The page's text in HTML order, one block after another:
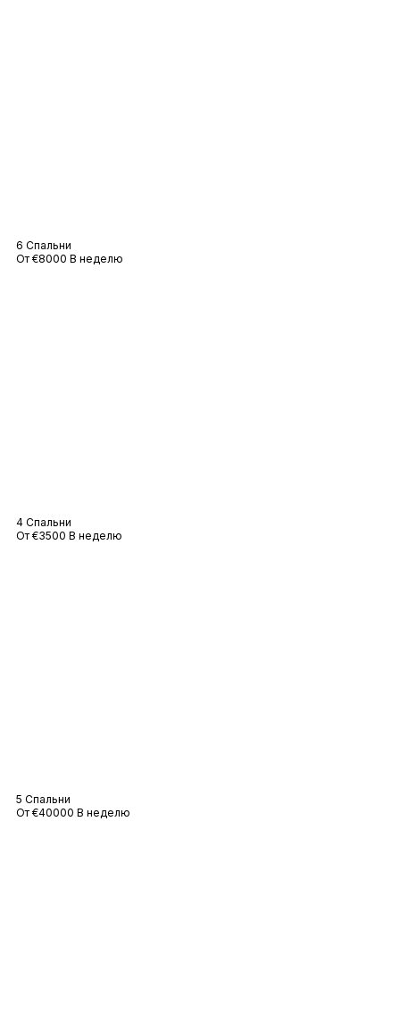
6 Спальни
От €8000 В неделю
4 Спальни
От €3500 В неделю
5 Спальни
От €40000 В неделю